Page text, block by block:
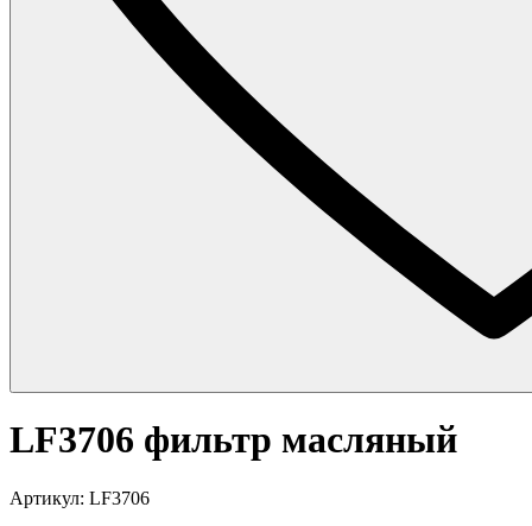
LF3706 фильтр масляный
Артикул: LF3706